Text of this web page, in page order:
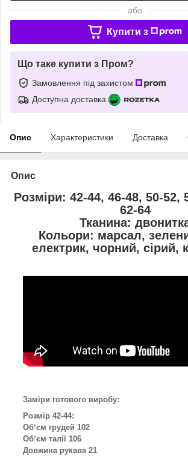
або
Купити з
Що таке купити з Пром?
Замовлення під захистом
Доступна доставка
Опис Характеристики Доставка
Опис
Розміри: 42-44, 46-48, 50-52,
62-64
Тканина:
Кольори: марсал,
електрик, чорний, сірий,
Заміри готового виробу:
Розмір 42-44:
Обʼєм грудей 102
Обʼєм талії 106
Довжина рукава 21